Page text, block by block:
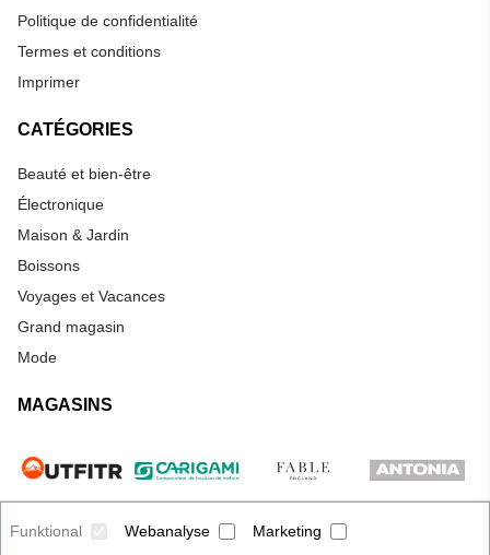
Funktional Webanalyse Marketing
Politique de confidentialité
Termes et conditions
Imprimer
CATÉGORIES
Beauté et bien-être
Électronique
Maison & Jardin
Boissons
Voyages et Vacances
Grand magasin
Mode
MAGASINS